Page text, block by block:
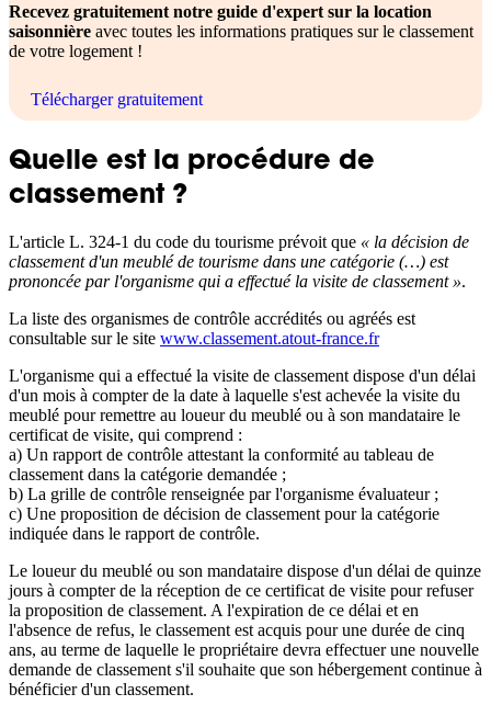
Recevez gratuitement notre guide d'expert sur la location
saisonnière avec toutes les informations pratiques sur le classement
de votre logement !
Télécharger gratuitement
Quelle est la procédure de
classement ?
L'article L. 324-1 du code du tourisme prévoit que « la décision de
classement d'un meublé de tourisme dans une catégorie (…) est
prononcée par l'organisme qui a effectué la visite de classement ».
La liste des organismes de contrôle accrédités ou agréés est
consultable sur le site www.classement.atout-france.fr
L'organisme qui a effectué la visite de classement dispose d'un délai
d'un mois à compter de la date à laquelle s'est achevée la visite du
meublé pour remettre au loueur du meublé ou à son mandataire le
certificat de visite, qui comprend :
a) Un rapport de contrôle attestant la conformité au tableau de
classement dans la catégorie demandée ;
b) La grille de contrôle renseignée par l'organisme évaluateur ;
c) Une proposition de décision de classement pour la catégorie
indiquée dans le rapport de contrôle.
Le loueur du meublé ou son mandataire dispose d'un délai de quinze
jours à compter de la réception de ce certificat de visite pour refuser
la proposition de classement. A l'expiration de ce délai et en
l'absence de refus, le classement est acquis pour une durée de cinq
ans, au terme de laquelle le propriétaire devra effectuer une nouvelle
demande de classement s'il souhaite que son hébergement continue à
bénéficier d'un classement.